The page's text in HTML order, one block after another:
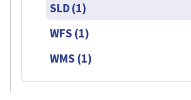
SLD (1)
WFS (1)
WMS (1)